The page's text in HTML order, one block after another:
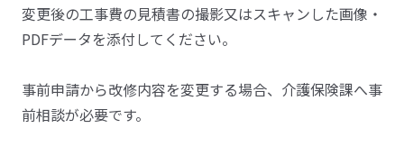
変更後の工事費の見積書の撮影又はスキャンした画像・
PDFデータを添付してください。
事前申請から改修内容を変更する場合、介護保険課へ事
前相談が必要です。